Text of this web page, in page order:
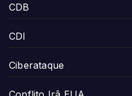
CDB
CDI
Ciberataque